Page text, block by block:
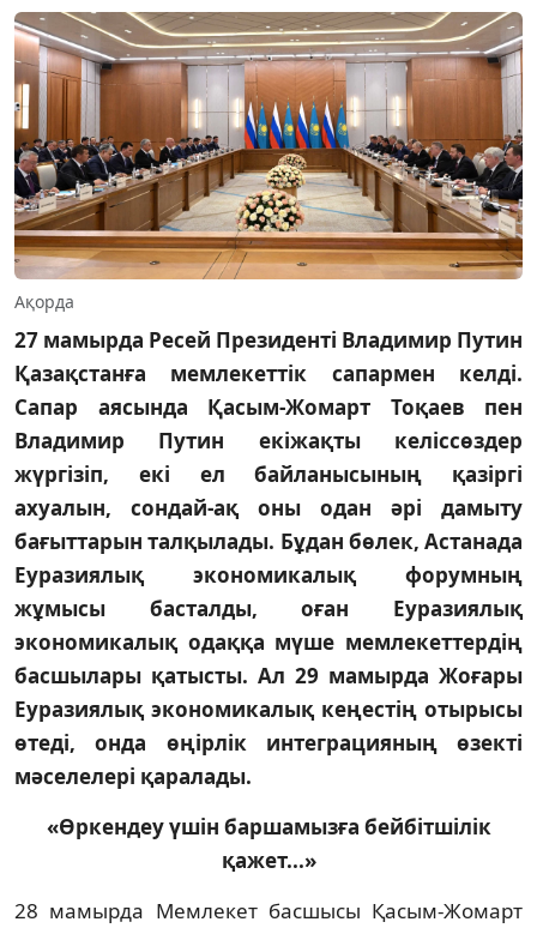
Ақорда
27 мамырда Ресей Президенті Владимир Путин
Қазақстанға мемлекеттік сапармен келді.
Сапар аясында Қасым-Жомарт Тоқаев пен
Владимир Путин екіжақты келіссөздер
жүргізіп, екі ел байланысының қазіргі
ахуалын, сондай-ақ оны одан әрі дамыту
бағыттарын талқылады. Бұдан бөлек, Астанада
Еуразиялық эко­номикалық форумның
жұмысы бас­талды, оған Еуразиялық
экономикалық одаққа мүше мемлекеттердің
басшылары қатысты. Ал 29 мамырда Жоғары
Еура­зия­лық экономикалық кеңестің оты­ры­сы
өтеді, онда өңірлік интеграцияның өзек­ті
мәселелері қаралады.
«Өркендеу үшін баршамызға бейбітшілік
қажет...»
28 мамырда Мемлекет басшысы Қасым-Жомарт